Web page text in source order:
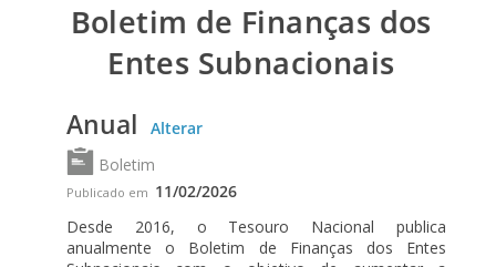
Boletim de Finanças dos
Entes Subnacionais
Anual
Alterar
Boletim
Publicado em 11/02/2026
Desde 2016, o Tesouro Nacional publica
anualmente o Boletim de Finanças dos Entes